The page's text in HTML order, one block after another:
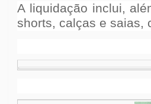
A liquidação inclui,
shorts, calças e saias,